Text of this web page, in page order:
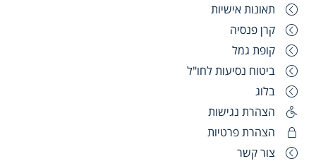
תאונות אישיות
קרן פנסיה
קופת גמל
ביטוח נסיעות לחו"ל
בלוג
הצהרת נגישות
הצהרת פרטיות
צור קשר